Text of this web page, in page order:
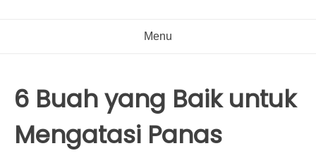
Menu
6 Buah yang Baik untuk
Mengatasi Panas